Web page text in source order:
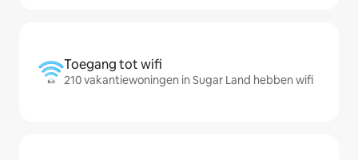
Toegang tot wifi
210 vakantiewoningen in Sugar Land hebben wifi